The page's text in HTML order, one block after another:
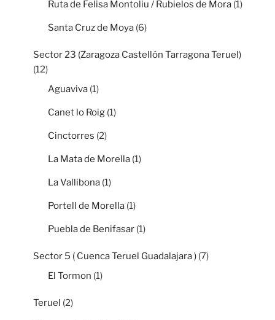
Ruta de Felisa Montoliu / Rubielos de Mora (1)
Santa Cruz de Moya (6)
Sector 23 (Zaragoza Castellón Tarragona Teruel)
(12)
Aguaviva (1)
Canet lo Roig (1)
Cinctorres (2)
La Mata de Morella (1)
La Vallibona (1)
Portell de Morella (1)
Puebla de Benifasar (1)
Sector 5 ( Cuenca Teruel Guadalajara ) (7)
El Tormon (1)
Teruel (2)